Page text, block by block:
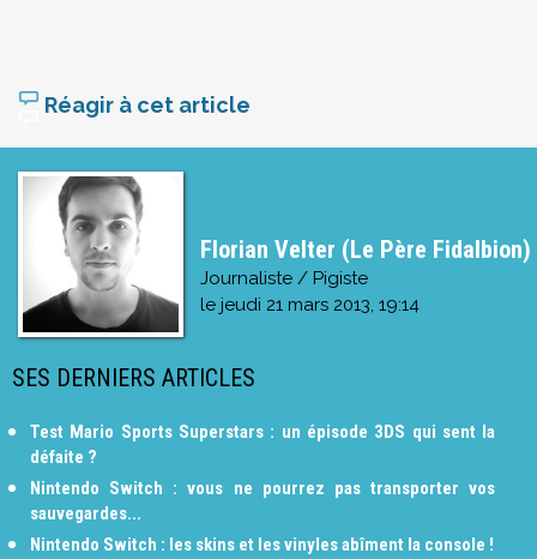
Réagir à cet article
Florian Velter (Le Père Fidalbion)
Journaliste / Pigiste
le jeudi 21 mars 2013, 19:14
SES DERNIERS ARTICLES
Test Mario Sports Superstars : un épisode 3DS qui sent la
défaite ?
Nintendo Switch : vous ne pourrez pas transporter vos
sauvegardes...
Nintendo Switch : les skins et les vinyles abîment la console !